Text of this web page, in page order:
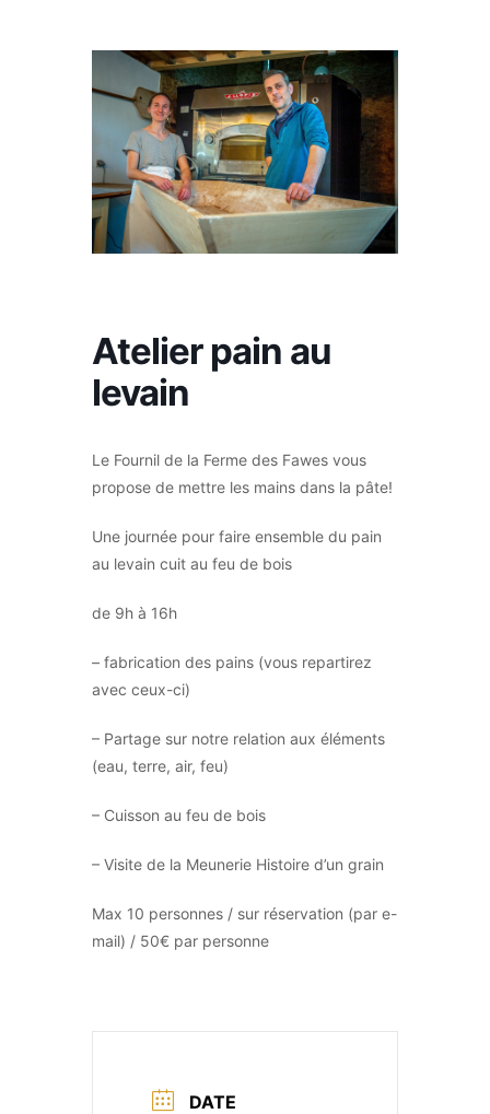
Atelier pain au
levain
Le Fournil de la Ferme des Fawes vous
propose de mettre les mains dans la pâte!
Une journée pour faire ensemble du pain
au levain cuit au feu de bois
de 9h à 16h
– fabrication des pains (vous repartirez
avec ceux-ci)
– Partage sur notre relation aux éléments
(eau, terre, air, feu)
– Cuisson au feu de bois
– Visite de la Meunerie Histoire d’un grain
Max 10 personnes / sur réservation (par e-
mail) / 50€ par personne
DATE